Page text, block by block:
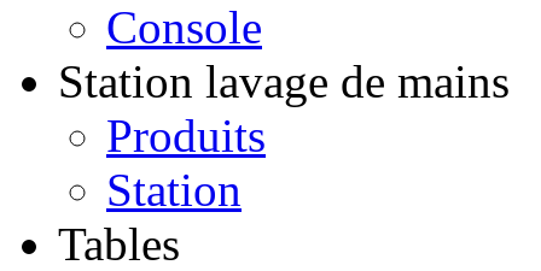
Console
Station lavage de mains
Produits
Station
Tables